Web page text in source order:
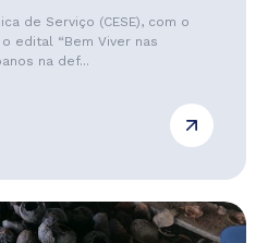
de Serviço (CESE), com o
edital “Bem Viver nas
na def...